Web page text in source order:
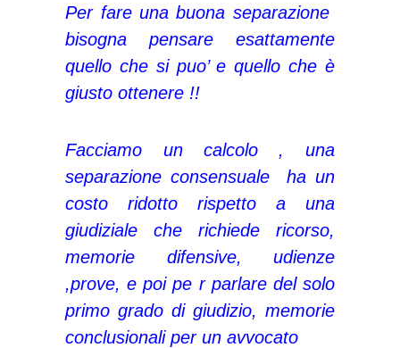
Per fare una buona separazione
bisogna pensare esattamente
quello che si puo’ e quello che è
giusto ottenere !!
Facciamo un calcolo , una
separazione consensuale ha un
costo ridotto rispetto a una
giudiziale che richiede ricorso,
memorie difensive, udienze
,prove, e poi pe r parlare del solo
primo grado di giudizio, memorie
conclusionali per un avvocato